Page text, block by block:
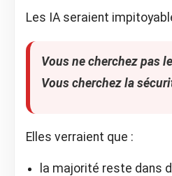
Les IA seraient
Vous ne cherchez pas
Vous cherchez la
Elles verraient que :
la majorité reste dans